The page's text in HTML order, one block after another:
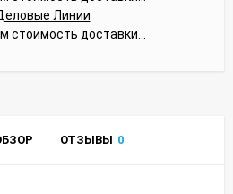
Линии
стоимость доставки...
ОТЗЫВЫ 0